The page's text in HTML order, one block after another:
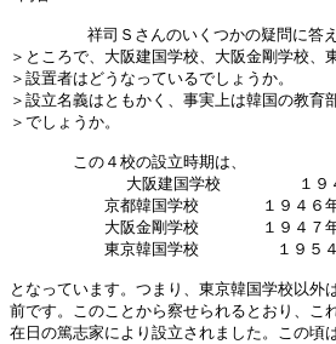
祥司Ｓさんのいくつかの疑問に答え
＞ところで、大阪建国学校、大阪金剛学校、
＞設置者はどうなっているでしょうか。
＞設立名義はともかく、事実上は韓国の教育
＞でしょうか。
この４校の設立時期は、
大阪建国学校        １９
京都韓国学校　　　　１９４６年
大阪金剛学校　　　　１９４７年
東京韓国学校        １９５４
となっています。つまり、東京韓国学校以外
前です。このことから察せられるとおり、こ
在日の篤志家により設立されました。この頃